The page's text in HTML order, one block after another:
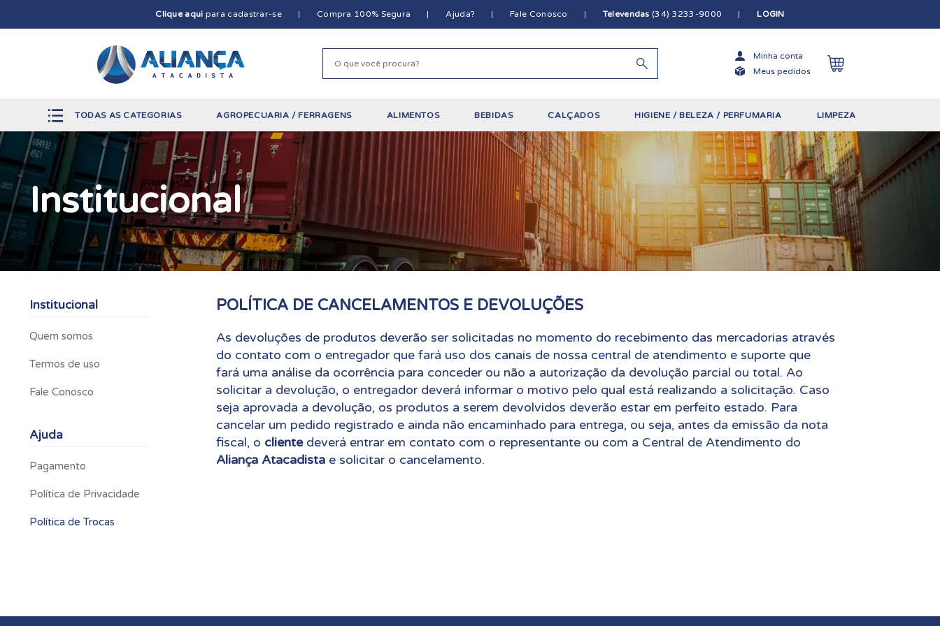
Clique aqui para cadastrar-se Compra 100% Segura Ajuda? Fale Conosco Televendas(34) 3233-9000 LOGIN
Minha conta
Meus pedidos
TODAS AS CATEGORIAS AGROPECUARIA / FERRAGENS ALIMENTOS BEBIDAS CALÇADOS HIGIENE / BELEZA / PERFUMARIA LIMPEZA
Institucional
Institucional
Quem somos
Termos de uso
Fale Conosco
Ajuda
Pagamento
Política de Privacidade
Política de Trocas
POLÍTICA DE CANCELAMENTOS E DEVOLUÇÕES
As devoluções de produtos deverão ser solicitadas no momento do recebimento das mercadorias através
do contato com o entregador que fará uso dos canais de nossa central de atendimento e suporte que
fará uma análise da ocorrência para conceder ou não a autorização da devolução parcial ou total. Ao
solicitar a devolução, o entregador deverá informar o motivo pelo qual está realizando a solicitação. Caso
seja aprovada a devolução, os produtos a serem devolvidos deverão estar em perfeito estado. Para
cancelar um pedido registrado e ainda não encaminhado para entrega, ou seja, antes da emissão da nota
fiscal, o clientedeverá entrar em contato com o representante ou com a Central de Atendimento do
Aliança Atacadistae solicitar o cancelamento.